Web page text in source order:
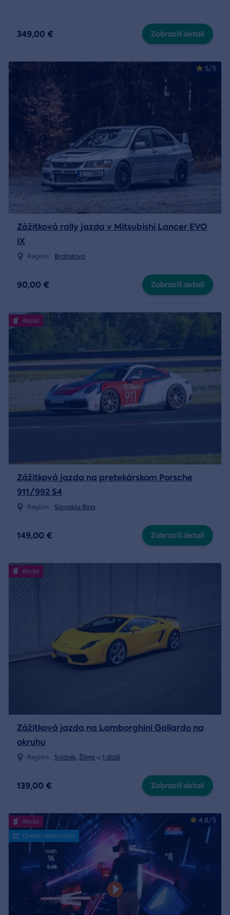
349,00 € Zobraziť detail
5/5
Zážitková rally jazda v Mitsubishi Lancer EVO
IX
Región: Bratislava
90,00 € Zobraziť detail
Akcia
Zážitková jazda na pretekárskom Porsche
911/992 S4
Región: Slovakia Ring
149,00 € Zobraziť detail
Akcia
Zážitková jazda na Lamborghini Gallardo na
okruhu
Región: Svidník, Žilina a 1 ďalší
139,00 € Zobraziť detail
4.8/5
Akcia
Online rezervácia